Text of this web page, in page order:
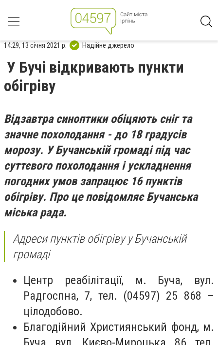
14:29, 13 січня 2021 р. Надійне джерело
У Бучі відкривають пункти
обігріву
Відзавтра синоптики обіцяють сніг та
значне похолодання - до 18 градусів
морозу. У Бучанській громаді під час
суттєвого похолодання і ускладнення
погодних умов запрацює 16 пунктів
обігріву. Про це повідомляє Бучанська
міська рада.
Адреси пунктів обігріву у Бучанській
громаді
Центр реабілітації, м. Буча, вул.
Радгоспна, 7, тел. (04597) 25 868 –
цілодобово.
Благодійний Християнський фонд, м.